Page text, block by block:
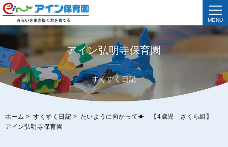
MENU
アイン弘明寺保育園
すくすく日記
ホーム > すくすく日記 > たいように向かって☀ 【4歳児 さくら組】
アイン弘明寺保育園